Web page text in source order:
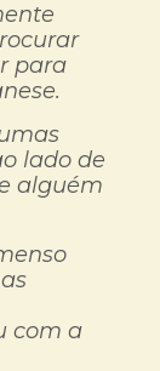
para
lado de
alguém
com a